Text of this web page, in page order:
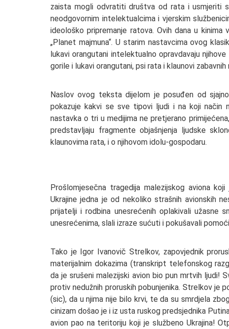
zaista mogli odvratiti društva od rata i usmjeriti
neodgovornim intelektualcima i vjerskim
ideološko pripremanje ratova. Ovih dana u
„Planet majmuna“. U starim nastavcima ovog
lukavi orangutani intelektualno opravdavaju
gorile i lukavi orangutani, psi rata i klaunovi
Naslov ovog teksta dijelom je posuđen od
pokazuje kakvi se sve tipovi ljudi i na koji način
nastavka o tri u medijima ne pretjerano
predstavljaju fragmente objašnjenja ljudske
klaunovima rata, i o njihovom idolu-gospodaru.
Prošlomjesečna tragedija malezijskog aviona
Ukrajine jedna je od nekoliko strašnih avionskih
prijatelji i rodbina unesrećenih oplakivali užasne
unesrećenima, slali izraze sućuti i pokušavali
Tako je Igor Ivanovič Strelkov, zapovjednik
materijalnim dokazima (transkript telefonskog
da je srušeni malezijski avion bio pun mrtvih ljudi!
protiv nedužnih proruskih pobunjenika. Strelkov je
(sic), da u njima nije bilo krvi, te da su smrdjela
cinizam došao je i iz usta ruskog predsjednika
avion pao na teritoriju koji je službeno Ukrajina!